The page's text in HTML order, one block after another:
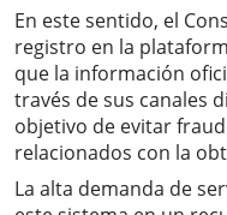
En este sentido, el
registro en la
que la información
través de sus canales
objetivo de evitar
relacionados con la
La alta demanda de